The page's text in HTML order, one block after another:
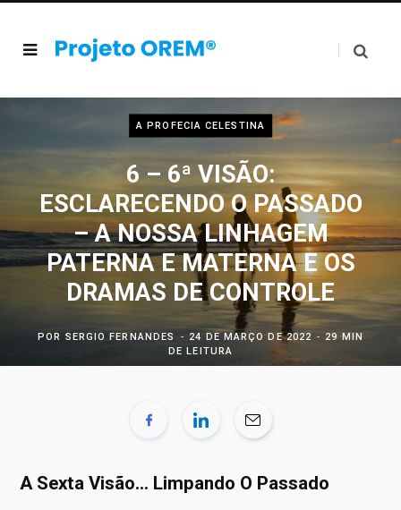
A PROFECIA CELESTINA
6 – 6ª VISÃO:
ESCLARECENDO O PASSADO
– A NOSSA LINHAGEM
PATERNA E MATERNA E OS
DRAMAS DE CONTROLE
POR SERGIO FERNANDES 24 DE MARÇO DE 2022
29 MIN
DE LEITURA
A Sexta Visão… Limpando O Passado